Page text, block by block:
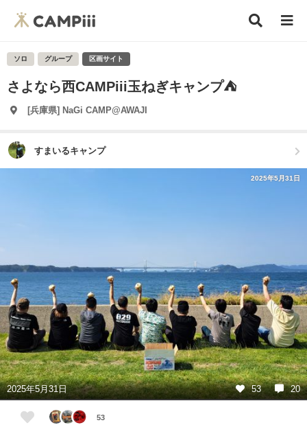
ソロ グループ 区画サイト
さよなら西CAMPiii玉ねぎキャンプ⛺
[兵庫県] NaGi CAMP@AWAJI
すまいるキャンプ
2025年5月31日
2025年5月31日 53 20
53